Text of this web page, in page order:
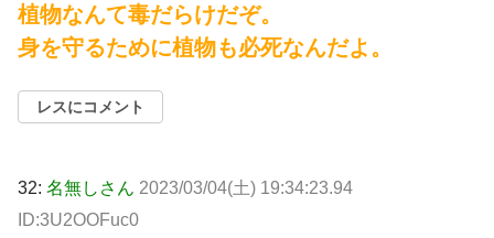
植物なんて毒だらけだぞ。
身を守るために植物も必死なんだよ。
レスにコメント
32: 名無しさん 2023/03/04(土) 19:34:23.94
ID:3U2OOFuc0